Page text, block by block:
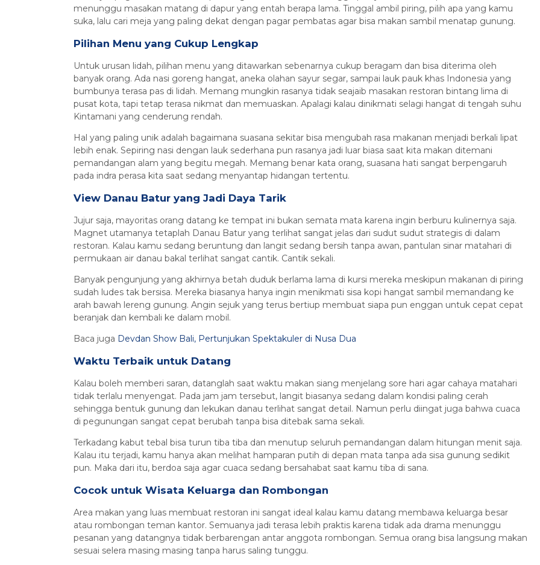
menunggu masakan matang di dapur yang entah berapa lama. Tinggal ambil piring, pilih apa yang kamu
suka, lalu cari meja yang paling dekat dengan pagar pembatas agar bisa makan sambil menatap gunung.
Pilihan Menu yang Cukup Lengkap
Untuk urusan lidah, pilihan menu yang ditawarkan sebenarnya cukup beragam dan bisa diterima oleh
banyak orang. Ada nasi goreng hangat, aneka olahan sayur segar, sampai lauk pauk khas Indonesia yang
bumbunya terasa pas di lidah. Memang mungkin rasanya tidak seajaib masakan restoran bintang lima di
pusat kota, tapi tetap terasa nikmat dan memuaskan. Apalagi kalau dinikmati selagi hangat di tengah suhu
Kintamani yang cenderung rendah.
Hal yang paling unik adalah bagaimana suasana sekitar bisa mengubah rasa makanan menjadi berkali lipat
lebih enak. Sepiring nasi dengan lauk sederhana pun rasanya jadi luar biasa saat kita makan ditemani
pemandangan alam yang begitu megah. Memang benar kata orang, suasana hati sangat berpengaruh
pada indra perasa kita saat sedang menyantap hidangan tertentu.
View Danau Batur yang Jadi Daya Tarik
Jujur saja, mayoritas orang datang ke tempat ini bukan semata mata karena ingin berburu kulinernya saja.
Magnet utamanya tetaplah Danau Batur yang terlihat sangat jelas dari sudut sudut strategis di dalam
restoran. Kalau kamu sedang beruntung dan langit sedang bersih tanpa awan, pantulan sinar matahari di
permukaan air danau bakal terlihat sangat cantik. Cantik sekali.
Banyak pengunjung yang akhirnya betah duduk berlama lama di kursi mereka meskipun makanan di piring
sudah ludes tak bersisa. Mereka biasanya hanya ingin menikmati sisa kopi hangat sambil memandang ke
arah bawah lereng gunung. Angin sejuk yang terus bertiup membuat siapa pun enggan untuk cepat cepat
beranjak dan kembali ke dalam mobil.
Baca juga Devdan Show Bali, Pertunjukan Spektakuler di Nusa Dua
Waktu Terbaik untuk Datang
Kalau boleh memberi saran, datanglah saat waktu makan siang menjelang sore hari agar cahaya matahari
tidak terlalu menyengat. Pada jam jam tersebut, langit biasanya sedang dalam kondisi paling cerah
sehingga bentuk gunung dan lekukan danau terlihat sangat detail. Namun perlu diingat juga bahwa cuaca
di pegunungan sangat cepat berubah tanpa bisa ditebak sama sekali.
Terkadang kabut tebal bisa turun tiba tiba dan menutup seluruh pemandangan dalam hitungan menit saja.
Kalau itu terjadi, kamu hanya akan melihat hamparan putih di depan mata tanpa ada sisa gunung sedikit
pun. Maka dari itu, berdoa saja agar cuaca sedang bersahabat saat kamu tiba di sana.
Cocok untuk Wisata Keluarga dan Rombongan
Area makan yang luas membuat restoran ini sangat ideal kalau kamu datang membawa keluarga besar
atau rombongan teman kantor. Semuanya jadi terasa lebih praktis karena tidak ada drama menunggu
pesanan yang datangnya tidak berbarengan antar anggota rombongan. Semua orang bisa langsung makan
sesuai selera masing masing tanpa harus saling tunggu.